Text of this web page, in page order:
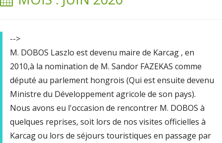
-->
M. DOBOS Laszlo est devenu maire de Karcag , en
2010,à la nomination de M. Sandor FAZEKAS comme
député au parlement hongrois (Qui est ensuite devenu
Ministre du Développement agricole de son pays).
Nous avons eu l'occasion de rencontrer M. DOBOS à
quelques reprises, soit lors de nos visites officielles à
Karcag ou lors de séjours touristiques en passage par